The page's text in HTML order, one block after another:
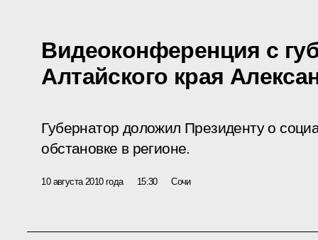
Видеоконференция с
Алтайского края
Губернатор доложил Президенту о
обстановке в регионе.
10 августа 2010 года 15:30 Сочи